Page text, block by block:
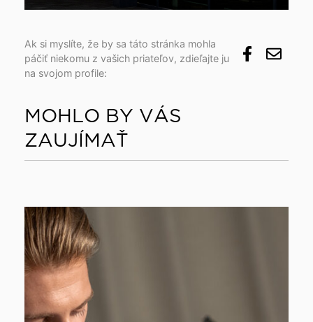
Ak si myslíte, že by sa táto stránka mohla
páčiť niekomu z vašich priateľov, zdieľajte ju
na svojom profile:
MOHLO BY VÁS
ZAUJÍMAŤ